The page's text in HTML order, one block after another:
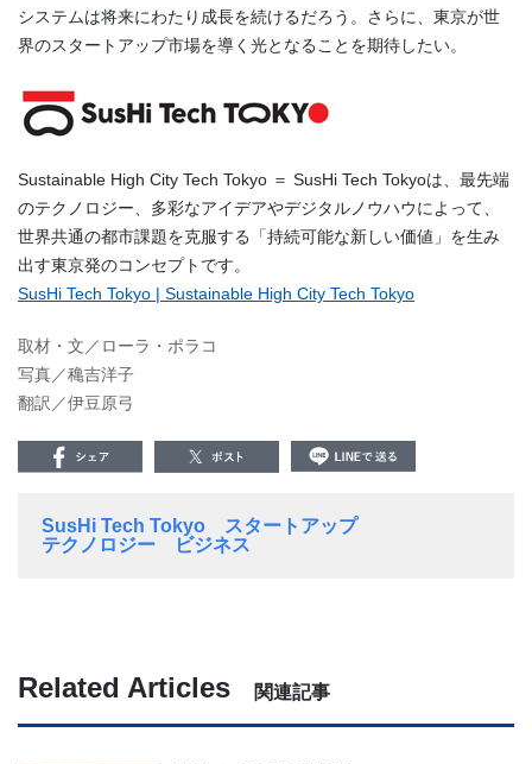
システムは将来にわたり成長を続けるだろう。さらに、東京が世
界のスタートアップ市場を導く光となることを期待したい。
Sustainable High City Tech Tokyo ＝ SusHi Tech Tokyoは、最先端
のテクノロジー、多彩なアイデアやデジタルノウハウによって、
世界共通の都市課題を克服する「持続可能な新しい価値」を生み
出す東京発のコンセプトです。
SusHi Tech Tokyo | Sustainable High City Tech Tokyo
取材・文／ローラ・ポラコ
写真／穐吉洋子
翻訳／伊豆原弓
SusHi Tech Tokyo
スタートアップ
テクノロジー
ビジネス
Related Articles 関連記事